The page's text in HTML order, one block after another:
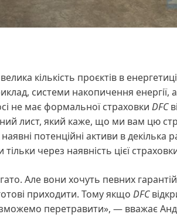
кількість проєктів в
системи накопичення енергії,
не має формальної страховки DFC
лист, який каже, що ми вам цю
потенційні активи в декілька
через наявність цієї
Але вони хочуть певних
приходити. Тому якщо DFC
перетравити», — вважає